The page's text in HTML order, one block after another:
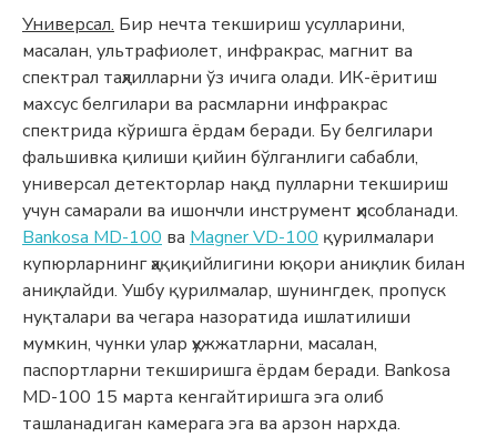
Универсал. Бир нечта текшириш усулларини,
масалан, ультрафиолет, инфракрас, магнит ва
спектрал таҳлилларни ўз ичига олади. ИК-ёритиш
махсус белгилари ва расмларни инфракрас
спектрида кўришга ёрдам беради. Бу белгилари
фальшивка қилиши қийин бўлганлиги сабабли,
универсал детекторлар нақд пулларни текшириш
учун самарали ва ишончли инструмент ҳисобланади.
Bankosa MD-100 ва Magner VD-100 қурилмалари
купюрларнинг ҳақиқийлигини юқори аниқлик билан
аниқлайди. Ушбу қурилмалар, шунингдек, пропуск
нуқталари ва чегара назоратида ишлатилиши
мумкин, чунки улар ҳужжатларни, масалан,
паспортларни текширишга ёрдам беради. Bankosa
MD-100 15 марта кенгайтиришга эга олиб
ташланадиган камерага эга ва арзон нархда.